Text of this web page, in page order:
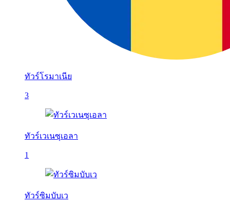
ทัวร์โรมาเนีย
3
ทัวร์เวเนซุเอลา
1
ทัวร์ซิมบับเว